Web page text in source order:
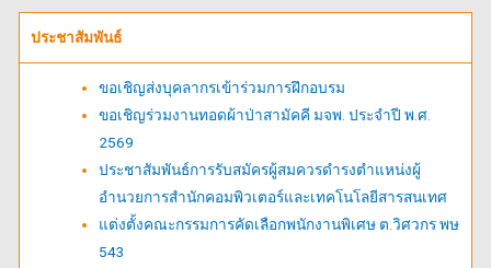
ประชาสัมพันธ์
ขอเชิญส่งบุคลากรเข้าร่วมการฝึกอบรม
ขอเชิญร่วมงานทอดผ้าป่าสามัคคี มจพ. ประจำปี พ.ศ.
2569
ประชาสัมพันธ์การรับสมัครผู้สมควรดำรงตำแหน่งผู้
อำนวยการสำนักคอมพิวเตอร์และเทคโนโลยีสารสนเทศ
แต่งตั้งคณะกรรมการคัดเลือกพนักงานพิเศษ ต.วิศวกร พษ
543